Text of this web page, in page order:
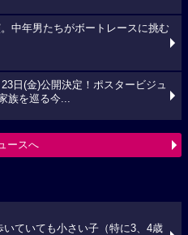
中年男たちがボートレースに挑む
日(金)公開決定！ポスタービジュ
族を巡る今...
ースへ
いていても小さい子（特に3、4歳